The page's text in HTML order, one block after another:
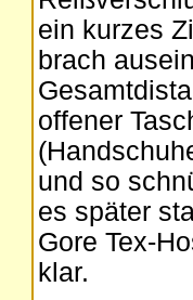
ein kurzes
brach
offener
und so
es später
Gore Tex-
klar.